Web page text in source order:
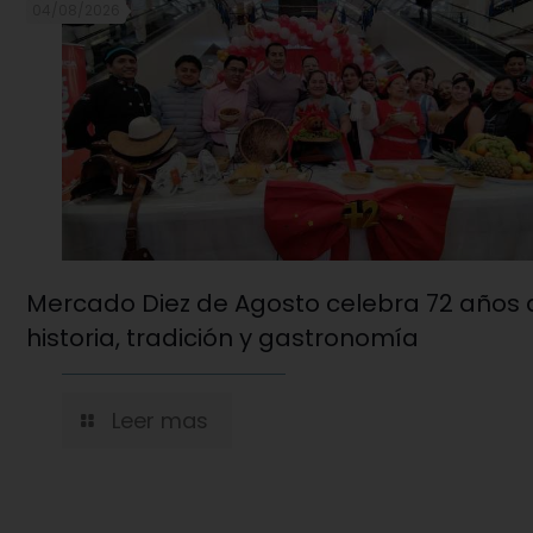
Mercado Diez de Agosto celebra 72 años
historia, tradición y gastronomía
Leer mas